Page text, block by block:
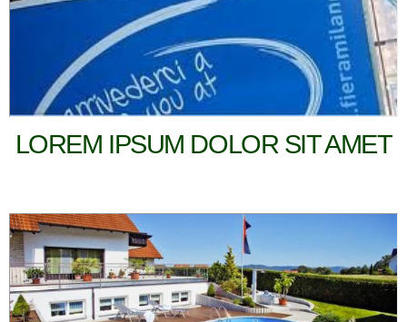
LOREM IPSUM DOLOR SIT AMET